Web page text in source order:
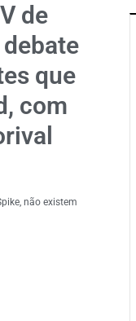
de
que
com
não existem